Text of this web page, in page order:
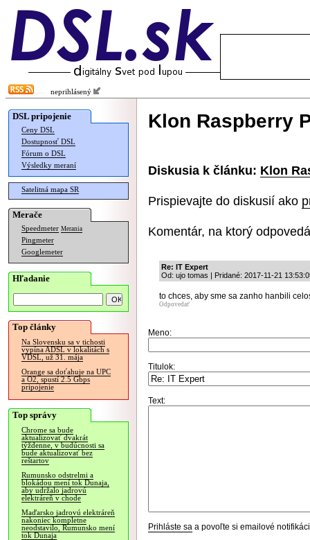
neprihlásený
DSL pripojenie
Ceny DSL
Dostupnosť DSL
Fórum o DSL
Výsledky meraní
Satelitná mapa SR
Merače
Speedmeter Merania
Pingmeter
Googlemeter
Hľadanie
Top články
Na Slovensku sa v tichosti
vypína ADSL v lokalitách s
VDSL, už 31. mája
Orange sa doťahuje na UPC
a O2, spustí 2.5 Gbps
pripojenie
Top správy
Chrome sa bude
aktualizovať dvakrát
týždenne, v budúcnosti sa
bude aktualizovať bez
reštartov
Rumunsko odstrelmi a
blokádou mení tok Dunaja,
aby udržalo jadrovú
elektráreň v chode
Maďarsko jadrovú elektráreň
nakoniec kompletne
neodstavilo, Rumunsko mení
tok Dunaja
Klon Raspberry
Diskusia k článku: Klon
Prispievajte do diskusií ako
Komentár, na ktorý
Re: IT Expert
Od: ujo tomas | Pridané: 2017-11-21
to chces, aby sme sa zanho hanbili
Odpovedať
Meno:
Titulok:
Text:
Prihláste sa a povoľte si emailové